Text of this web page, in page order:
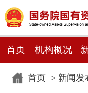
首页 机构概况
首页> 新闻发